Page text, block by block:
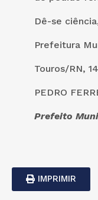
Dê-se
Prefeitura
Touros/RN,
PEDRO
Prefeito
IMPRIMIR